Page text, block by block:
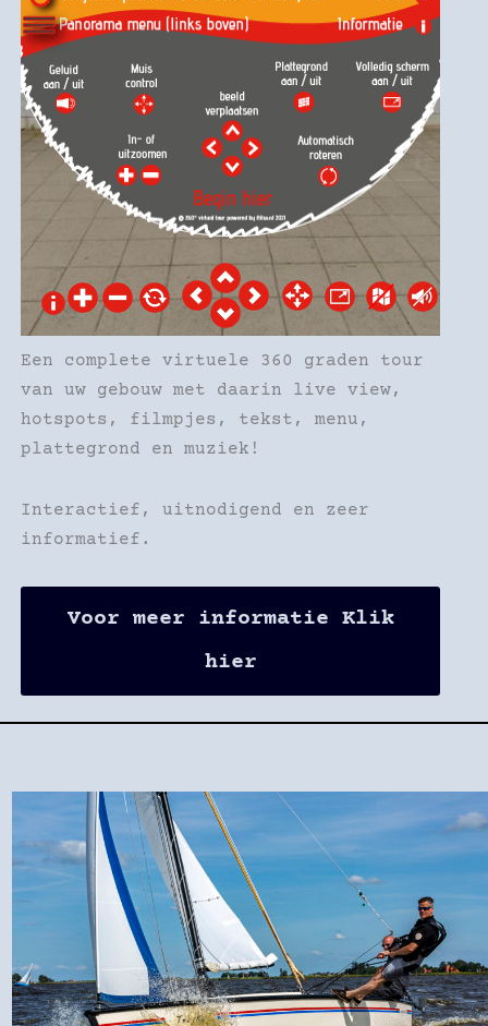
Een complete virtuele 360 graden tour
van uw gebouw met daarin live view,
hotspots, filmpjes, tekst, menu,
plattegrond en muziek!
Interactief, uitnodigend en zeer
informatief.
Voor meer informatie Klik
hier